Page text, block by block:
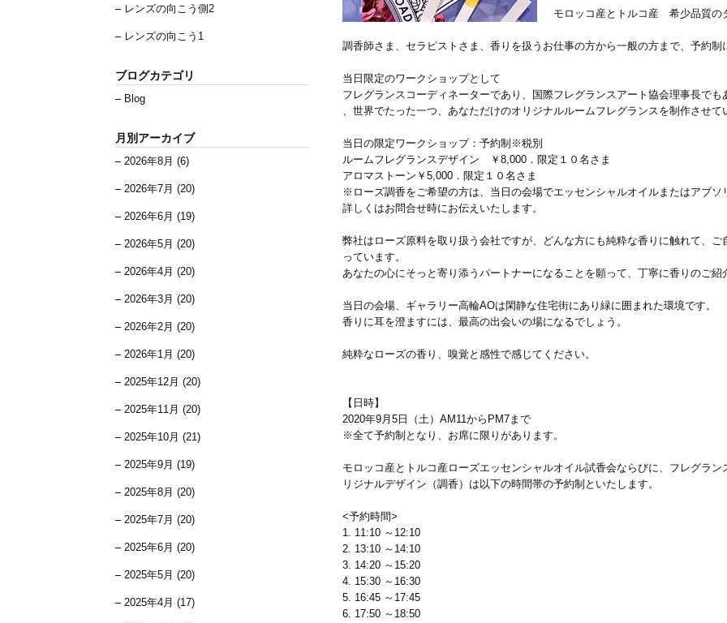
モロッコ産とトルコ産 希少品質の
調香師さま、セラピストさま、香りを扱うお仕事の方から一般の方まで、予約制
当日限定のワークショップとして
フレグランスコーディネーターであり、国際フレグランスアート協会理事長で
、世界でたった一つ、あなただけのオリジナルルームフレグランスを制作させて
当日の限定ワークショップ：予約制※税別
ルームフレグランスデザイン ￥8,000．限定１０名さま
アロマストーン￥5,000．限定１０名さま
※ローズ調香をご希望の方は、当日の会場でエッセンシャルオイルまたはアブソ
詳しくはお問合せ時にお伝えいたします。
弊社はローズ原料を取り扱う会社ですが、どんな方にも純粋な香りに触れて、
っています。
あなたの心にそっと寄り添うパートナーになることを願って、丁寧に香りのご紹
当日の会場、ギャラリー高輪AOは閑静な住宅街にあり緑に囲まれた環境です。
香りに耳を澄ますには、最高の出会いの場になるでしょう。
純粋なローズの香り、嗅覚と感性で感じてください。
【日時】
2020年9月5日（土）AM11からPM7まで
※全て予約制となり、お席に限りがあります。
モロッコ産とトルコ産ローズエッセンシャルオイル試香会ならびに、フレグラ
リジナルデザイン（調香）は以下の時間帯の予約制といたします。
<予約時間>
1. 11:10 ～12:10
2. 13:10 ～14:10
3. 14:20 ～15:20
4. 15:30 ～16:30
5. 16:45 ～17:45
6. 17:50 ～18:50
レンズの向こう側2
レンズの向こう1
ブログカテゴリ
Blog
月別アーカイブ
2026年8月 (6)
2026年7月 (20)
2026年6月 (19)
2026年5月 (20)
2026年4月 (20)
2026年3月 (20)
2026年2月 (20)
2026年1月 (20)
2025年12月 (20)
2025年11月 (20)
2025年10月 (21)
2025年9月 (19)
2025年8月 (20)
2025年7月 (20)
2025年6月 (20)
2025年5月 (20)
2025年4月 (17)